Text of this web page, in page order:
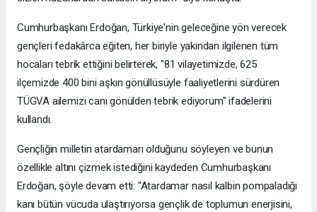
Cumhurbaşkanı Erdoğan, Türkiye'nin geleceğine yön verecek
gençleri fedakârca eğiten, her biriyle yakından ilgilenen tüm
hocaları tebrik ettiğini belirterek, "81 vilayetimizde, 625
ilçemizde 400 bini aşkın gönüllüsüyle faaliyetlerini sürdüren
TÜGVA ailemizi canı gönülden tebrik ediyorum" ifadelerini
kullandı.
Gençliğin milletin atardamarı olduğunu söyleyen ve bunun
özellikle altını çizmek istediğini kaydeden Cumhurbaşkanı
Erdoğan, şöyle devam etti: "Atardamar nasıl kalbin pompaladığı
kanı bütün vücuda ulaştırıyorsa gençlik de toplumun enerjisini,